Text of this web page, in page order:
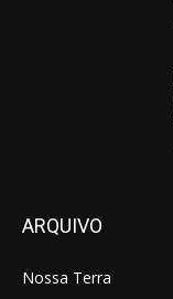
ARQUIVO
Nossa Terra